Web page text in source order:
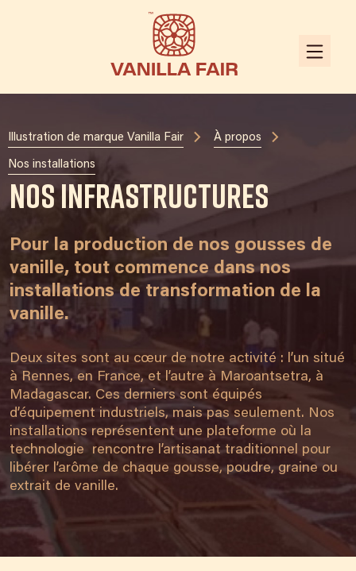
Illustration de marque Vanilla Fair À propos
Nos installations
Nos infrastructures
Pour la production de nos gousses de
vanille, tout commence dans nos
installations de transformation de la
vanille.
Deux sites sont au cœur de notre activité : l’un situé
à Rennes, en France, et l’autre à Maroantsetra, à
Madagascar. Ces derniers sont équipés
d’équipement industriels, mais pas seulement. Nos
installations représentent une plateforme où la
technologie rencontre l’artisanat traditionnel pour
libérer l’arôme de chaque gousse, poudre, graine ou
extrait de vanille.